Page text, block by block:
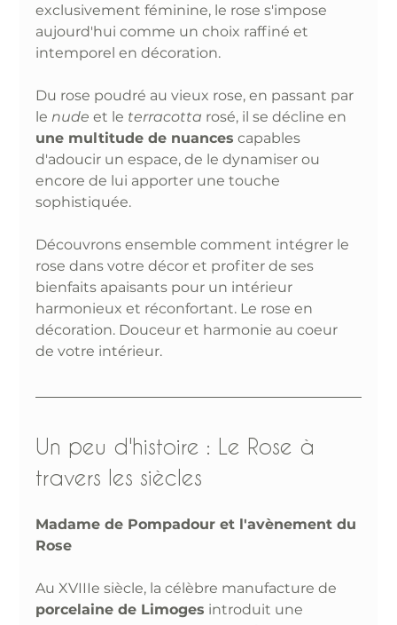
exclusivement féminine, le rose s'impose
aujourd'hui comme un choix raffiné et
intemporel en décoration.
Du rose poudré au vieux rose, en passant par
le nude et le terracotta rosé, il se décline en
une multitude de nuances capables
d'adoucir un espace, de le dynamiser ou
encore de lui apporter une touche
sophistiquée.
Découvrons ensemble comment intégrer le
rose dans votre décor et profiter de ses
bienfaits apaisants pour un intérieur
harmonieux et réconfortant. Le rose en
décoration. Douceur et harmonie au coeur
de votre intérieur.
Un peu d'histoire : Le Rose à
travers les siècles
Madame de Pompadour et l'avènement du
Rose
Au XVIIIe siècle, la célèbre manufacture de
porcelaine de Limoges introduit une